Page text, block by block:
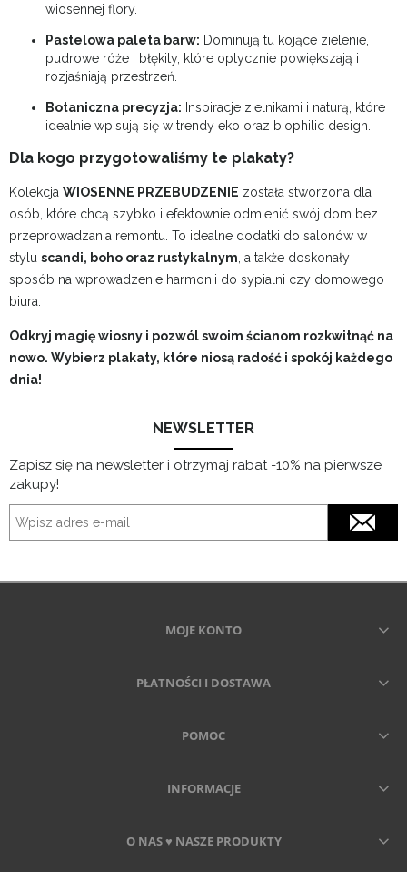
wiosennej flory.
Pastelowa paleta barw: Dominują tu kojące zielenie,
pudrowe róże i błękity, które optycznie powiększają i
rozjaśniają przestrzeń.
Botaniczna precyzja: Inspiracje zielnikami i naturą, które
idealnie wpisują się w trendy eko oraz biophilic design.
Dla kogo przygotowaliśmy te plakaty?
Kolekcja WIOSENNE PRZEBUDZENIE została stworzona dla
osób, które chcą szybko i efektownie odmienić swój dom bez
przeprowadzania remontu. To idealne dodatki do salonów w
stylu scandi, boho oraz rustykalnym, a także doskonały
sposób na wprowadzenie harmonii do sypialni czy domowego
biura.
Odkryj magię wiosny i pozwól swoim ścianom rozkwitnąć na
nowo. Wybierz plakaty, które niosą radość i spokój każdego
dnia!
NEWSLETTER
Zapisz się na newsletter i otrzymaj rabat -10% na pierwsze
zakupy!
MOJE KONTO
PŁATNOŚCI I DOSTAWA
POMOC
INFORMACJE
O NAS ♥ NASZE PRODUKTY